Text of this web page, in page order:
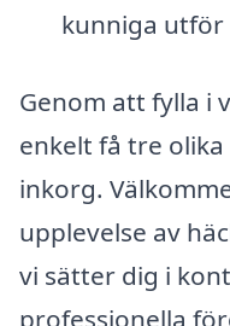
kunniga
Genom att fylla i
enkelt få tre
inkorg.
upplevelse av
vi sätter dig i
professionella